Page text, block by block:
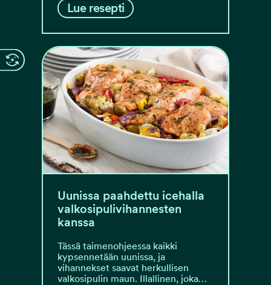
Lue resepti
Uunissa paahdettu icehalla
valkosipulivihannesten
kanssa
Tässä taimenohjeessa kaikki
kypsennetään uunissa, ja
vihannekset saavat herkullisen
valkosipulin maun. Illallinen, joka…